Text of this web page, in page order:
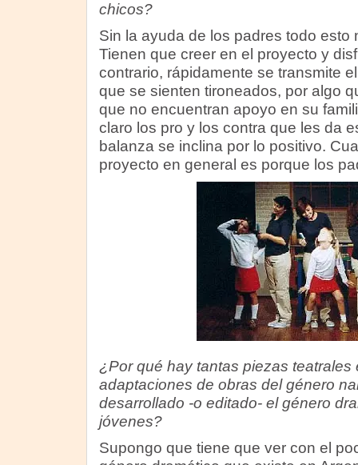
chicos?
Sin la ayuda de los padres todo esto
Tienen que creer en el proyecto y
contrario, rápidamente se transmite
que se sienten tironeados, por algo
que no encuentran apoyo en su
claro los pro y los contra que les da
balanza se inclina por lo positivo.
proyecto en general es porque los
¿Por qué hay tantas piezas teatrales
adaptaciones de obras del género
desarrollado -o editado- el género
jóvenes?
Supongo que tiene que ver con el